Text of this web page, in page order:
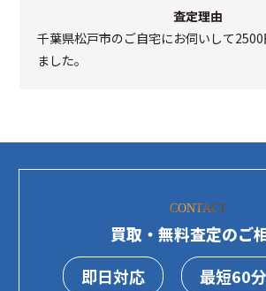
査定理由
千葉県松戸市のご自宅にお伺いして
ました。
CONTACT
買取・無料査定のご
即日対応
最短60